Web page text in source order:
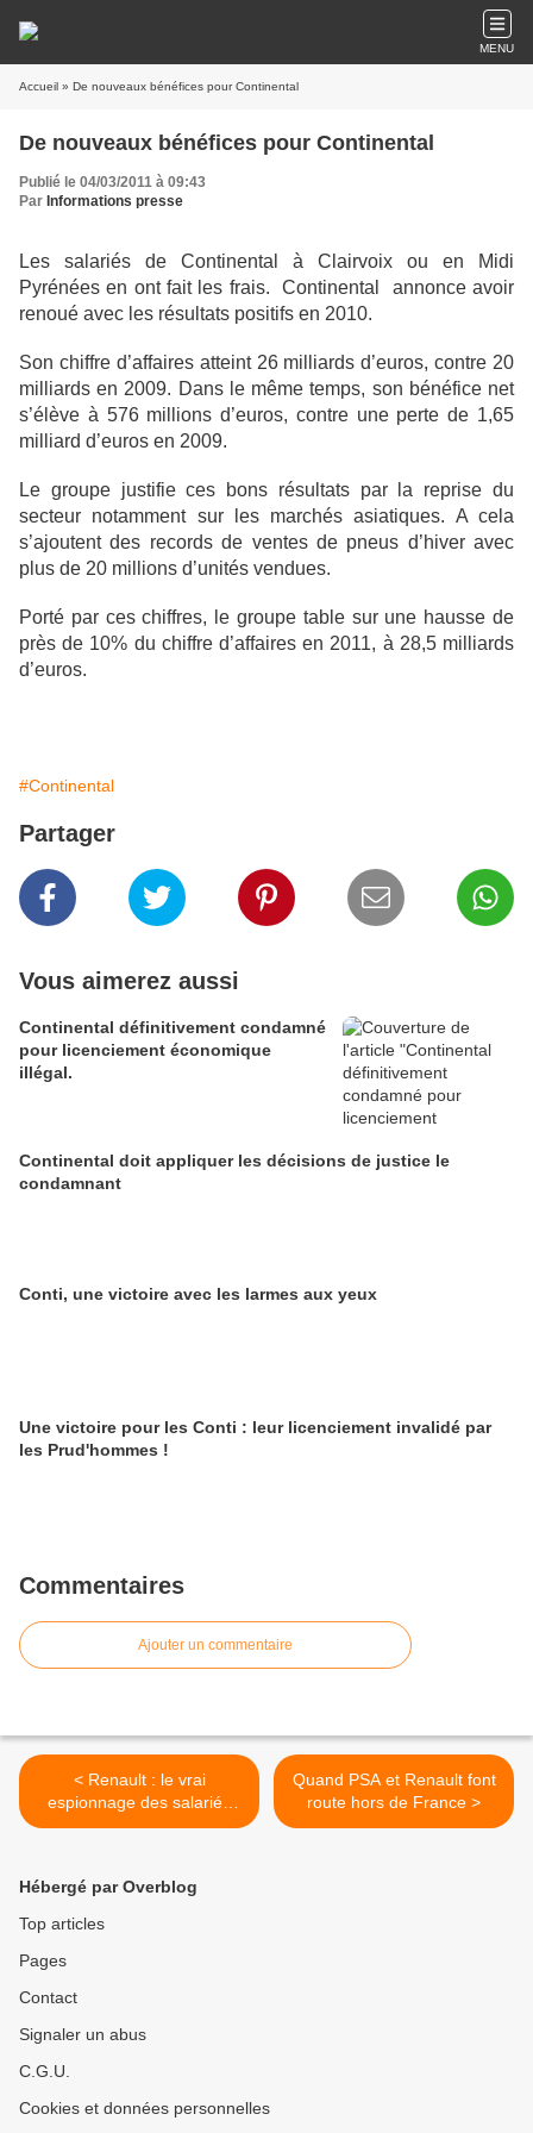
MENU
Accueil » De nouveaux bénéfices pour Continental
De nouveaux bénéfices pour Continental
Publié le 04/03/2011 à 09:43
Par Informations presse
Les salariés de Continental à Clairvoix ou en Midi
Pyrénées en ont fait les frais.
Continental annonce avoir
renoué avec les résultats positifs en 2010.
Son chiffre d’affaires atteint 26 milliards d’euros, contre 20
milliards en 2009. Dans le même temps, son bénéfice net
s’élève à 576 millions d’euros, contre une perte de 1,65
milliard d’euros en 2009.
Le groupe justifie ces bons résultats par la reprise du
secteur notamment sur les marchés asiatiques. A cela
s’ajoutent des records de ventes de pneus d’hiver avec
plus de 20 millions d’unités vendues.
Porté par ces chiffres, le groupe table sur une hausse de
près de 10% du chiffre d’affaires en 2011, à 28,5 milliards
d’euros.
#Continental
Partager
Vous aimerez aussi
Continental définitivement condamné
pour licenciement économique
illégal.
Continental doit appliquer les décisions de justice le
condamnant
Conti, une victoire avec les larmes aux yeux
Une victoire pour les Conti : leur licenciement invalidé par
les Prud'hommes !
Commentaires
Ajouter un commentaire
< Renault : le vrai
espionnage des salariés
mis à jour
Quand PSA et Renault font
route hors de France >
Hébergé par Overblog
Top articles
Pages
Contact
Signaler un abus
C.G.U.
Cookies et données personnelles